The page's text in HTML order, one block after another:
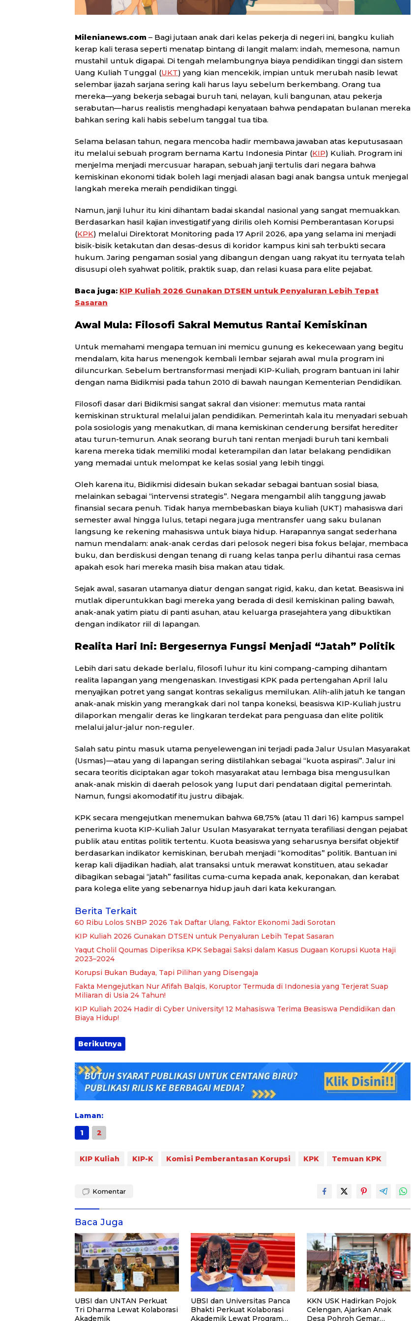
Milenianews.com – Bagi jutaan anak dari kelas pekerja di negeri ini, bangku kuliah
kerap kali terasa seperti menatap bintang di langit malam: indah, memesona, namun
mustahil untuk digapai. Di tengah melambungnya biaya pendidikan tinggi dan sistem
Uang Kuliah Tunggal (UKT) yang kian mencekik, impian untuk merubah nasib lewat
selembar ijazah sarjana sering kali harus layu sebelum berkembang. Orang tua
mereka—yang bekerja sebagai buruh tani, nelayan, kuli bangunan, atau pekerja
serabutan—harus realistis menghadapi kenyataan bahwa pendapatan bulanan mereka
bahkan sering kali habis sebelum tanggal tua tiba.
Selama belasan tahun, negara mencoba hadir membawa jawaban atas keputusasaan
itu melalui sebuah program bernama Kartu Indonesia Pintar (KIP) Kuliah. Program ini
menjelma menjadi mercusuar harapan, sebuah janji tertulis dari negara bahwa
kemiskinan ekonomi tidak boleh lagi menjadi alasan bagi anak bangsa untuk menjegal
langkah mereka meraih pendidikan tinggi.
Namun, janji luhur itu kini dihantam badai skandal nasional yang sangat memuakkan.
Berdasarkan hasil kajian investigatif yang dirilis oleh Komisi Pemberantasan Korupsi
(KPK) melalui Direktorat Monitoring pada 17 April 2026, apa yang selama ini menjadi
bisik-bisik ketakutan dan desas-desus di koridor kampus kini sah terbukti secara
hukum. Jaring pengaman sosial yang dibangun dengan uang rakyat itu ternyata telah
disusupi oleh syahwat politik, praktik suap, dan relasi kuasa para elite pejabat.
Baca juga: KIP Kuliah 2026 Gunakan DTSEN untuk Penyaluran Lebih Tepat
Sasaran
Awal Mula: Filosofi Sakral Memutus Rantai Kemiskinan
Untuk memahami mengapa temuan ini memicu gunung es kekecewaan yang begitu
mendalam, kita harus menengok kembali lembar sejarah awal mula program ini
diluncurkan. Sebelum bertransformasi menjadi KIP-Kuliah, program bantuan ini lahir
dengan nama Bidikmisi pada tahun 2010 di bawah naungan Kementerian Pendidikan.
Filosofi dasar dari Bidikmisi sangat sakral dan visioner: memutus mata rantai
kemiskinan struktural melalui jalan pendidikan. Pemerintah kala itu menyadari sebuah
pola sosiologis yang menakutkan, di mana kemiskinan cenderung bersifat herediter
atau turun-temurun. Anak seorang buruh tani rentan menjadi buruh tani kembali
karena mereka tidak memiliki modal keterampilan dan latar belakang pendidikan
yang memadai untuk melompat ke kelas sosial yang lebih tinggi.
Oleh karena itu, Bidikmisi didesain bukan sekadar sebagai bantuan sosial biasa,
melainkan sebagai “intervensi strategis”. Negara mengambil alih tanggung jawab
finansial secara penuh. Tidak hanya membebaskan biaya kuliah (UKT) mahasiswa dari
semester awal hingga lulus, tetapi negara juga mentransfer uang saku bulanan
langsung ke rekening mahasiswa untuk biaya hidup. Harapannya sangat sederhana
namun mendalam: anak-anak cerdas dari pelosok negeri bisa fokus belajar, membaca
buku, dan berdiskusi dengan tenang di ruang kelas tanpa perlu dihantui rasa cemas
apakah esok hari mereka masih bisa makan atau tidak.
Sejak awal, sasaran utamanya diatur dengan sangat rigid, kaku, dan ketat. Beasiswa ini
mutlak diperuntukkan bagi mereka yang berada di desil kemiskinan paling bawah,
anak-anak yatim piatu di panti asuhan, atau keluarga prasejahtera yang dibuktikan
dengan indikator riil di lapangan.
Realita Hari Ini: Bergesernya Fungsi Menjadi “Jatah” Politik
Lebih dari satu dekade berlalu, filosofi luhur itu kini compang-camping dihantam
realita lapangan yang mengenaskan. Investigasi KPK pada pertengahan April lalu
menyajikan potret yang sangat kontras sekaligus memilukan. Alih-alih jatuh ke tangan
anak-anak miskin yang merangkak dari nol tanpa koneksi, beasiswa KIP-Kuliah justru
dilaporkan mengalir deras ke lingkaran terdekat para penguasa dan elite politik
melalui jalur-jalur non-reguler.
Salah satu pintu masuk utama penyelewengan ini terjadi pada Jalur Usulan Masyarakat
(Usmas)—atau yang di lapangan sering diistilahkan sebagai “kuota aspirasi”. Jalur ini
secara teoritis diciptakan agar tokoh masyarakat atau lembaga bisa mengusulkan
anak-anak miskin di daerah pelosok yang luput dari pendataan digital pemerintah.
Namun, fungsi akomodatif itu justru dibajak.
KPK secara mengejutkan menemukan bahwa 68,75% (atau 11 dari 16) kampus sampel
penerima kuota KIP-Kuliah Jalur Usulan Masyarakat ternyata terafiliasi dengan pejabat
publik atau entitas politik tertentu. Kuota beasiswa yang seharusnya bersifat objektif
berdasarkan indikator kemiskinan, berubah menjadi “komoditas” politik. Bantuan ini
kerap kali dijadikan hadiah, alat transaksi untuk merawat konstituen, atau sekadar
dibagikan sebagai “jatah” fasilitas cuma-cuma kepada anak, keponakan, dan kerabat
para kolega elite yang sebenarnya hidup jauh dari kata kekurangan.
Berita Terkait
60 Ribu Lolos SNBP 2026 Tak Daftar Ulang, Faktor Ekonomi Jadi Sorotan
KIP Kuliah 2026 Gunakan DTSEN untuk Penyaluran Lebih Tepat Sasaran
Yaqut Cholil Qoumas Diperiksa KPK Sebagai Saksi dalam Kasus Dugaan Korupsi Kuota Haji
2023–2024
Korupsi Bukan Budaya, Tapi Pilihan yang Disengaja
Fakta Mengejutkan Nur Afifah Balqis, Koruptor Termuda di Indonesia yang Terjerat Suap
Miliaran di Usia 24 Tahun!
KIP Kuliah 2024 Hadir di Cyber University! 12 Mahasiswa Terima Beasiswa Pendidikan dan
Biaya Hidup!
Berikutnya
Laman:
1
2
KIP Kuliah KIP-K Komisi Pemberantasan Korupsi KPK Temuan KPK
Komentar
Baca Juga
UBSI dan UNTAN Perkuat
Tri Dharma Lewat Kolaborasi
Akademik
UBSI dan Universitas Panca
Bhakti Perkuat Kolaborasi
Akademik Lewat Program
KKN USK Hadirkan Pojok
Celengan, Ajarkan Anak
Desa Pohroh Gemar